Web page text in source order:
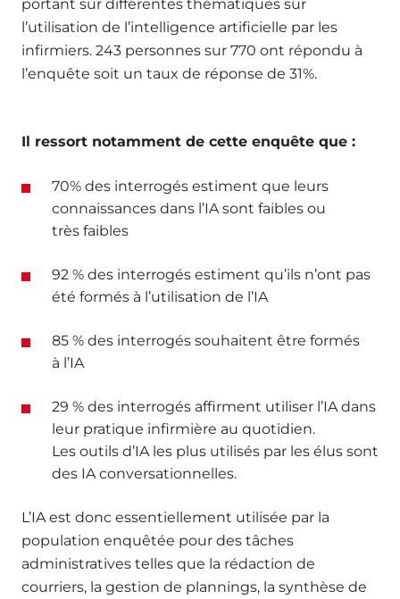
portant sur différentes thématiques sur
l’utilisation de l’intelligence artificielle par les
infirmiers. 243 personnes sur 770 ont répondu à
l’enquête soit un taux de réponse de 31%.
Il ressort notamment de cette enquête que :
70% des interrogés estiment que leurs
connaissances dans l’IA sont faibles ou
très faibles
92 % des interrogés estiment qu’ils n’ont pas
été formés à l’utilisation de l’IA
85 % des interrogés souhaitent être formés
à l’IA
29 % des interrogés affirment utiliser l’IA dans
leur pratique infirmière au quotidien.
Les outils d’IA les plus utilisés par les élus sont
des IA conversationnelles.
L’IA est donc essentiellement utilisée par la
population enquêtée pour des tâches
administratives telles que la rédaction de
courriers, la gestion de plannings, la synthèse de